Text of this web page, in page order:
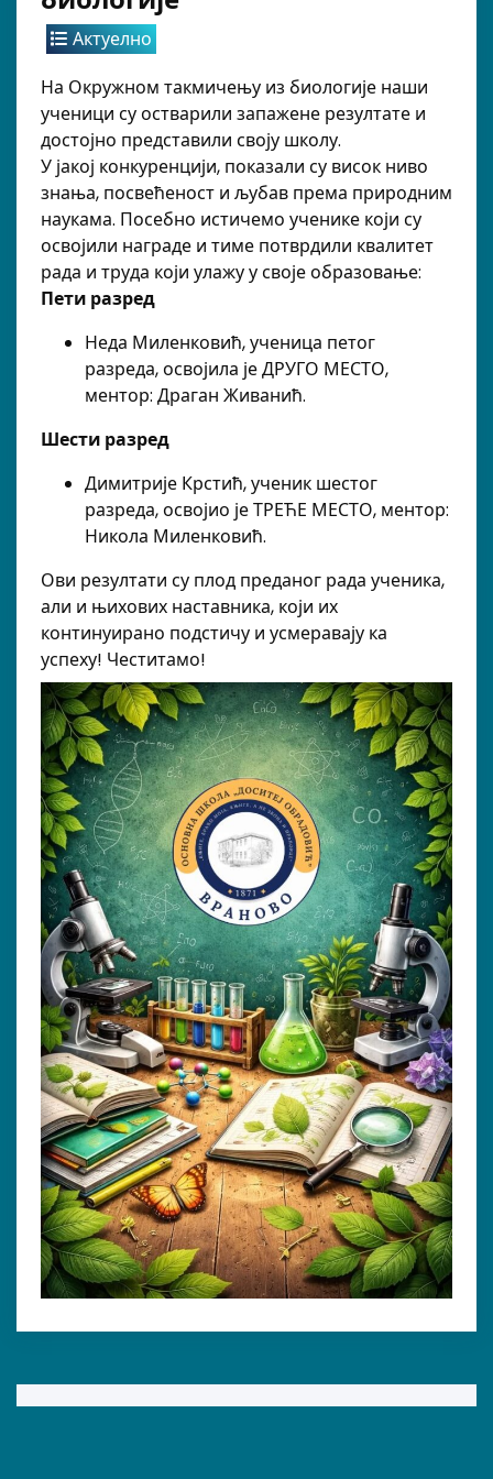
Актуелно
На Окружном такмичењу из биологије наши
ученици су остварили запажене резултате и
достојно представили своју школу.
У јакој конкуренцији, показали су висок ниво
знања, посвећеност и љубав према природним
наукама. Посебно истичемо ученике који су
освојили награде и тиме потврдили квалитет
рада и труда који улажу у своје образовање:
Пети разред
Неда Миленковић, ученица петог
разреда, освојила је ДРУГО МЕСТО,
ментор: Драган Живанић.
Шести разред
Димитрије Крстић, ученик шестог
разреда, освојио је ТРЕЋЕ МЕСТО, ментор:
Никола Миленковић.
Ови резултати су плод преданог рада ученика,
али и њихових наставника, који их
континуирано подстичу и усмеравају ка
успеху! Честитамо!